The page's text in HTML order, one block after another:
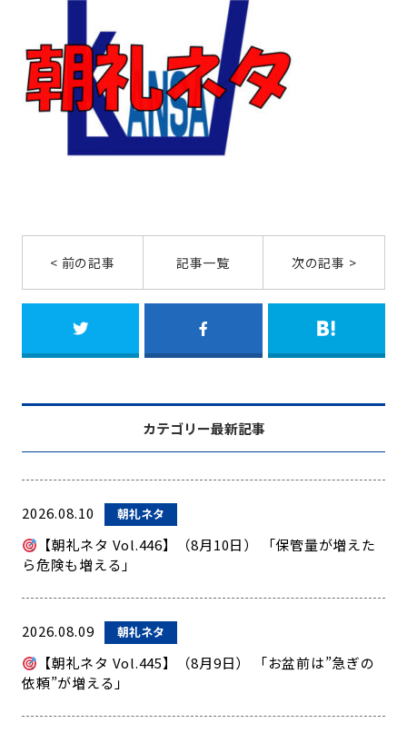
< 前の記事 記事一覧 次の記事 >
カテゴリー最新記事
2026.08.10 朝礼ネタ
【朝礼ネタ Vol.446】（8月10日） 「保管量が増えた
ら危険も増える」
2026.08.09 朝礼ネタ
【朝礼ネタ Vol.445】（8月9日） 「お盆前は”急ぎの
依頼”が増える」